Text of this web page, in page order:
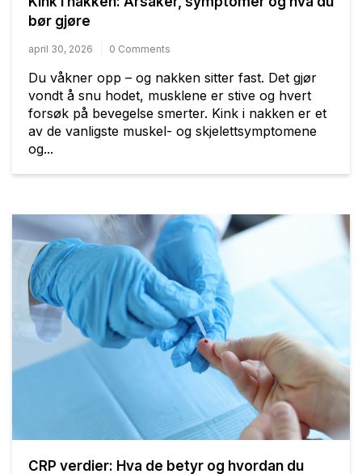
bør gjøre
april 30, 2026 0 Comments
Du våkner opp – og nakken sitter fast. Det gjør
vondt å snu hodet, musklene er stive og hvert
forsøk på bevegelse smerter. Kink i nakken er et
av de vanligste muskel- og skjelettsymptomene
og...
CRP verdier: Hva de betyr og hvordan du